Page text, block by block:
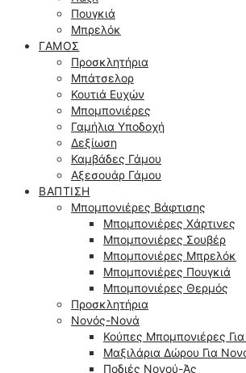
Πουγκιά
Μπρελόκ
ΓΆΜΟΣ
Προσκλητήρια
Μπάτσελορ
Κουτιά Ευχών
Μπομπονιέρες
Γαμήλια Υποδοχή
Δεξίωση
Καμβάδες Γάμου
Αξεσουάρ Γάμου
ΒΆΠΤΙΣΗ
Μπομπονιέρες Βάφτισης
Μπομπονιέρες Χάρτινες
Μπομπονιέρες Σουβέρ
Μπομπονιέρες Μπρελόκ
Μπομπονιέρες Πουγκιά
Μπομπονιέρες Θερμός
Προσκλητήρια
Νονός-Νονά
Κούπες Μπομπονιέρες
Μαξιλάρια Δώρου Για
Ποδιές Νονού-Άς